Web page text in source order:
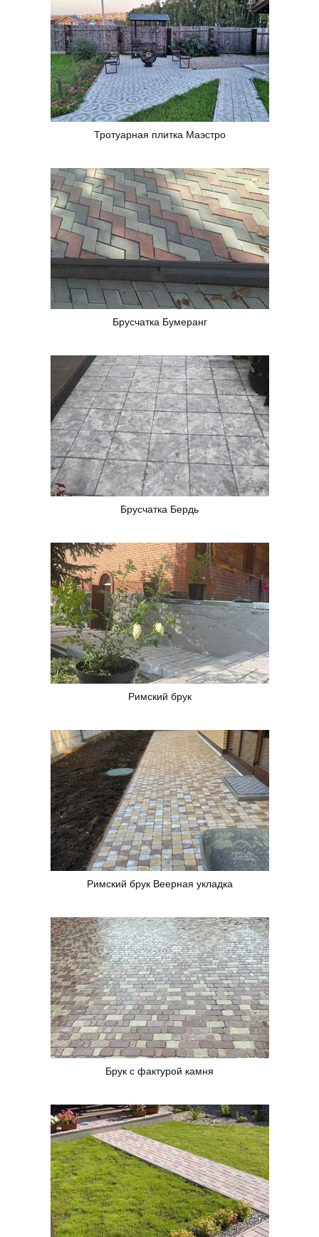
Тротуарная плитка Маэстро
Брусчатка Бумеранг
Брусчатка Бердь
Римский брук
Римский брук Веерная укладка
Брук с фактурой камня